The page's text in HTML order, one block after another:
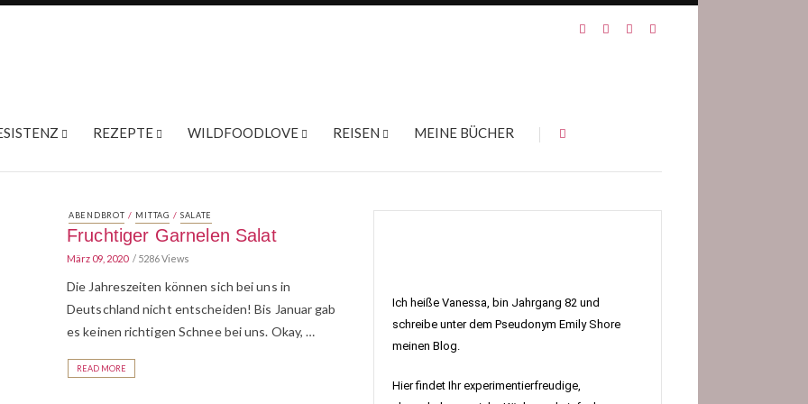
REZEPTE WILDFOODLOVE REISEN MEINE BÜCHER
ABENDBROT / MITTAG / SALATE
Fruchtiger Garnelen Salat
März 09, 2020 5286 Views
Die Jahreszeiten können sich bei uns in
Deutschland nicht entscheiden! Bis Januar gab
es keinen richtigen Schnee bei uns. Okay, …
READ MORE
Ich heiße Vanessa, bin Jahrgang 82 und
schreibe unter dem Pseudonym Emily Shore
meinen Blog.
Hier findet Ihr experimentierfreudige,